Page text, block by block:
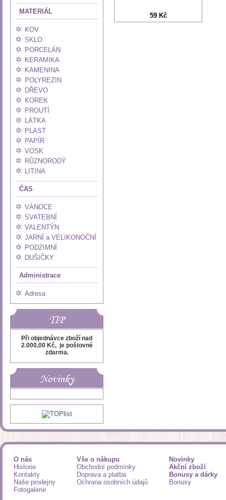
MATERIÁL
KOV
SKLO
PORCELÁN
KERAMIKA
KAMENINA
POLYREZIN
DŘEVO
KOREK
PROUTÍ
LÁTKA
PLAST
PAPÍR
VOSK
RŮZNORODÝ
LITINA
ČAS
VÁNOCE
SVATEBNÍ
VALENTÝN
JARNÍ a VELIKONOČNÍ
PODZIMNÍ
DUŠIČKY
Administrace
Adresa
TIP
Při objednávce zboží nad
2.000,00 Kč, je poštovné
zdarma.
Novinky
59 Kč
O nás
Historie
Kontakty
Naše prodejny
Fotogalerie
Vše o nákupu
Obchodní podmínky
Doprava a platba
Ochrana osobních údajů
Novinky
Akční zboží
Bonusy a dárky
Bonusy